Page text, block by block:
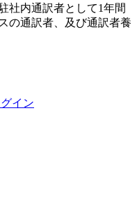
社内通訳者として1年間
の通訳者、及び通訳者養
イン